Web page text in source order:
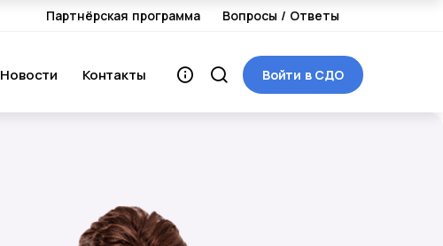
Партнёрская программа Вопросы / Ответы
Новости Контакты Войти в СДО